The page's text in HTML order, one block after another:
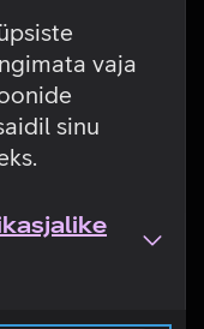
vaja
sinu